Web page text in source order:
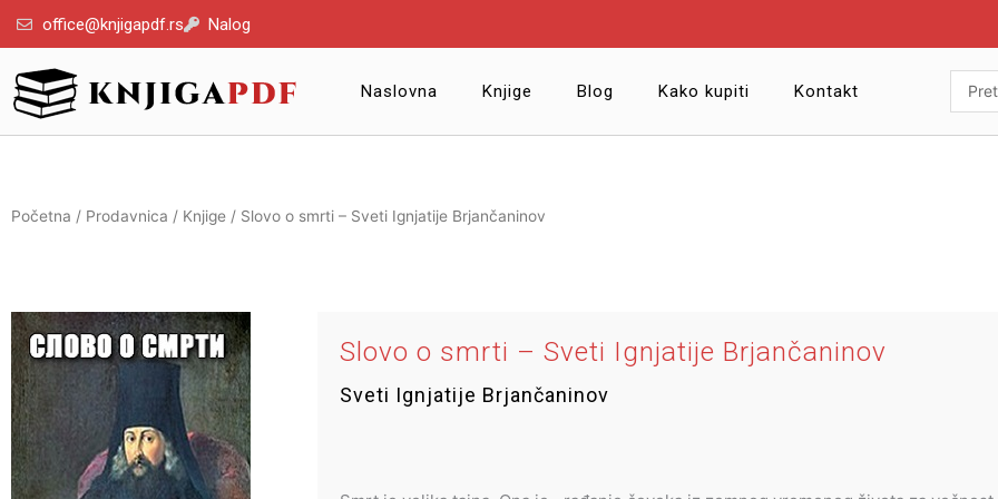
садржај
office@knjigapdf.rs Nalog
Naslovna Knjige Blog Kako kupiti Kontakt
Search
...
Početna / Prodavnica / Knjige / Slovo o smrti – Sveti Ignjatije Brjančaninov
Slovo o smrti – Sveti Ignjatije Brjančaninov
Sveti Ignjatije Brjančaninov